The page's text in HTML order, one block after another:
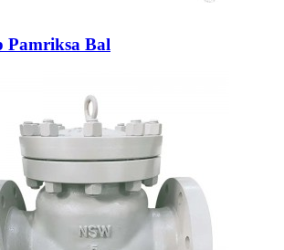
Pamriksa Bal